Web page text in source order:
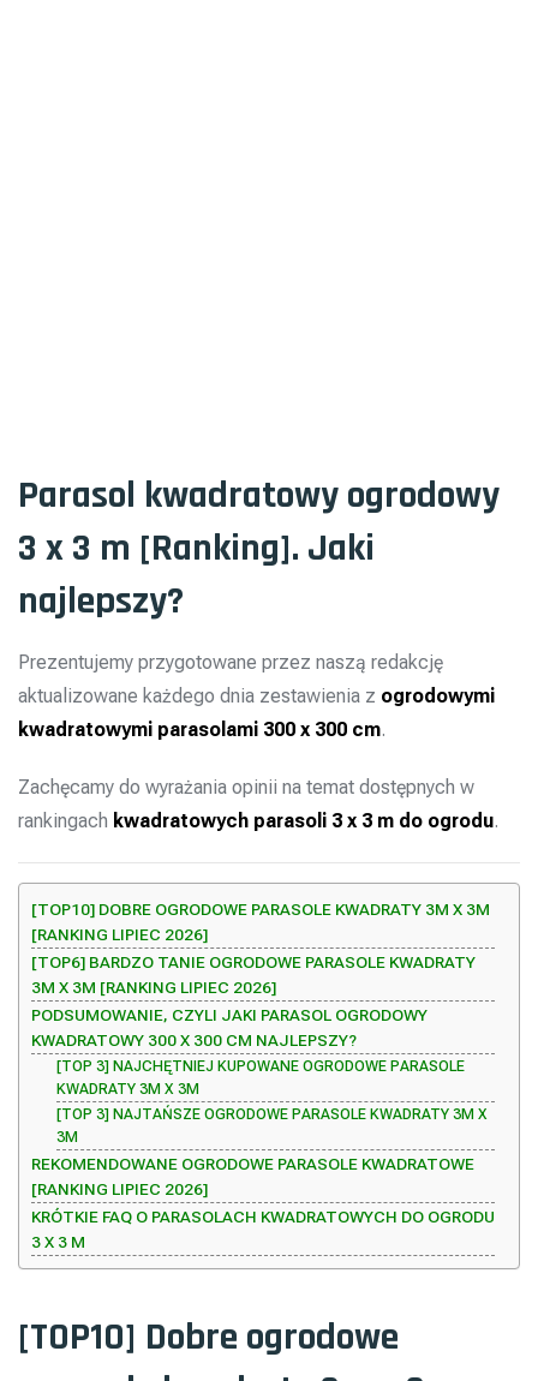
Parasol kwadratowy ogrodowy
3 x 3 m [Ranking]. Jaki
najlepszy?
Prezentujemy przygotowane przez naszą redakcję
aktualizowane każdego dnia zestawienia z ogrodowymi
kwadratowymi parasolami 300 x 300 cm.
Zachęcamy do wyrażania opinii na temat dostępnych w
rankingach kwadratowych parasoli 3 x 3 m do ogrodu.
[TOP10] DOBRE OGRODOWE PARASOLE KWADRATY 3M X 3M
[RANKING LIPIEC 2026]
[TOP6] BARDZO TANIE OGRODOWE PARASOLE KWADRATY
3M X 3M [RANKING LIPIEC 2026]
PODSUMOWANIE, CZYLI JAKI PARASOL OGRODOWY
KWADRATOWY 300 X 300 CM NAJLEPSZY?
[TOP 3] NAJCHĘTNIEJ KUPOWANE OGRODOWE PARASOLE
KWADRATY 3M X 3M
[TOP 3] NAJTAŃSZE OGRODOWE PARASOLE KWADRATY 3M X
3M
REKOMENDOWANE OGRODOWE PARASOLE KWADRATOWE
[RANKING LIPIEC 2026]
KRÓTKIE FAQ O PARASOLACH KWADRATOWYCH DO OGRODU
3 X 3 M
[TOP10] Dobre ogrodowe